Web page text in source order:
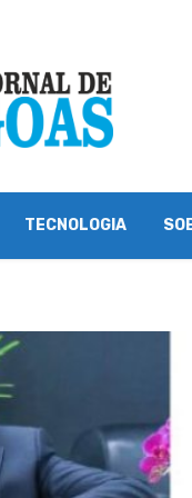
TECNOLOGIA